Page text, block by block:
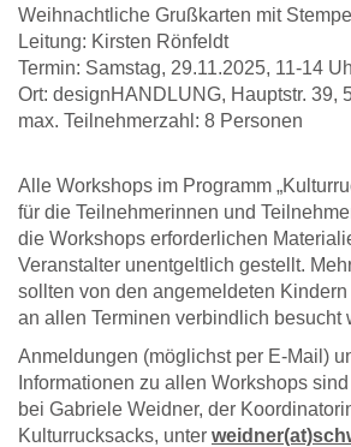
Weihnachtliche Grußkarten mit
Leitung: Kirsten Rönfeldt
Termin: Samstag, 29.11.2025, 11-14
Ort: designHANDLUNG, Hauptstr. 39,
max. Teilnehmerzahl: 8 Personen
Alle Workshops im Programm
für die Teilnehmerinnen und
die Workshops erforderlichen
Veranstalter unentgeltlich gestellt.
sollten von den angemeldeten
an allen Terminen verbindlich besucht
Anmeldungen (möglichst per E-Mail)
Informationen zu allen Workshops
bei Gabriele Weidner, der
Kulturrucksacks, unter